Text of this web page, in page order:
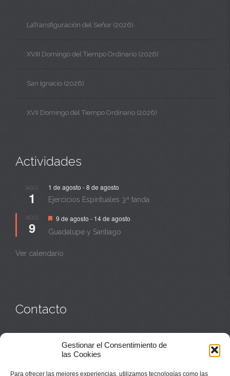
Gestionar el Consentimiento de
las Cookies
Para ofrecer las mejores experiencias, utilizamos tecnologías como las
LaTransfiguración del Señor (2026)
XVIII Domingo del Tiempo Ordinario (2026)
San Ignacio (2026)
XVII Domingo del Tiempo Ordinario (2026)
Actividades
AGO
1
1 de agosto -8 de agosto
Ejercicios Espirituales 3ª tanda
AGO
9
Destacado
9 de agosto - 14 de agosto
Guadalupe y Santiago
Ver calendario
Contacto
Casa de acogida:609 423 521o949 835 058
Parroquia y sacerdotes:949 835 111